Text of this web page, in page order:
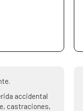
accidental
castraciones,